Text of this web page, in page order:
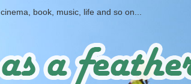
cinema, book, music, life and so on...